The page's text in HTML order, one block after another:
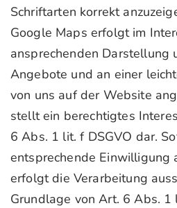
Schriftarten korrekt
Google Maps erfolgt im
ansprechenden Darstellung
Angebote und an einer
von uns auf der Website
stellt ein berechtigtes
6 Abs. 1 lit. f DSGVO dar.
entsprechende Einwilligung
erfolgt die Verarbeitung
Grundlage von Art. 6 Abs. 1